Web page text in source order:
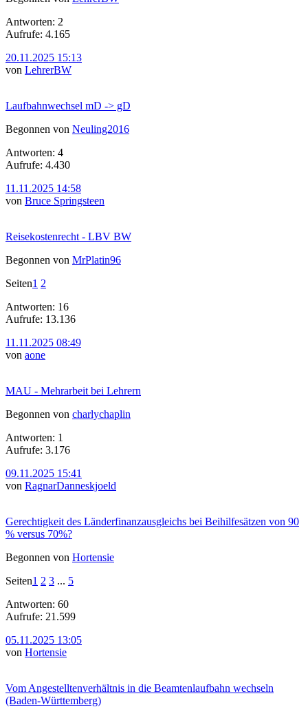
Antworten: 2
Aufrufe: 4.165
20.11.2025 15:13
von LehrerBW
Laufbahnwechsel mD -> gD
Begonnen von Neuling2016
Antworten: 4
Aufrufe: 4.430
11.11.2025 14:58
von Bruce Springsteen
Reisekostenrecht - LBV BW
Begonnen von MrPlatin96
Seiten1 2
Antworten: 16
Aufrufe: 13.136
11.11.2025 08:49
von aone
MAU - Mehrarbeit bei Lehrern
Begonnen von charlychaplin
Antworten: 1
Aufrufe: 3.176
09.11.2025 15:41
von RagnarDanneskjoeld
Gerechtigkeit des Länderfinanzausgleichs bei Beihilfesätzen von 90
% versus 70%?
Begonnen von Hortensie
Seiten1 2 3 ... 5
Antworten: 60
Aufrufe: 21.599
05.11.2025 13:05
von Hortensie
Vom Angestelltenverhältnis in die Beamtenlaufbahn wechseln
(Baden-Württemberg)